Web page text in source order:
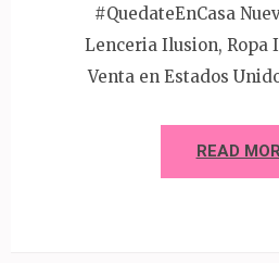
#QuedateEnCasa
Lenceria Ilusion, Ropa
Venta en Estados
READ